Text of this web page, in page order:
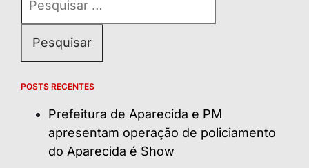
por:
POSTS RECENTES
Prefeitura de Aparecida e PM
apresentam operação de policiamento
do Aparecida é Show